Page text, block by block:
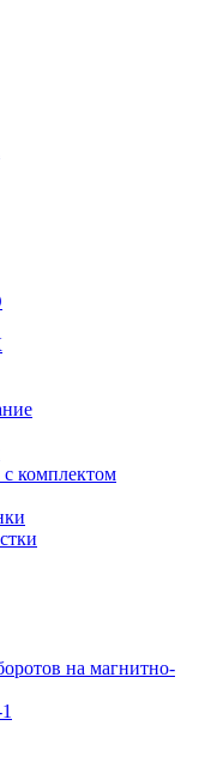
комплектом
на магнитно-